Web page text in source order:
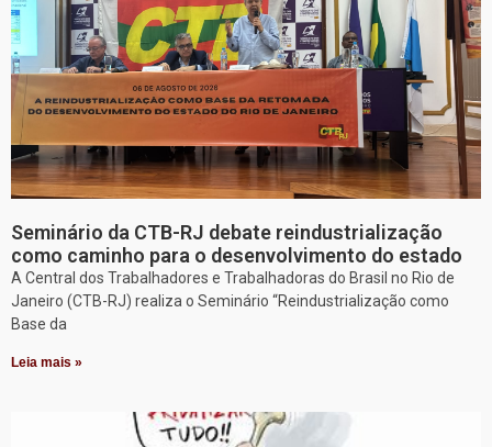
Seminário da CTB-RJ debate reindustrialização
como caminho para o desenvolvimento do estado
A Central dos Trabalhadores e Trabalhadoras do Brasil no Rio de
Janeiro (CTB-RJ) realiza o Seminário “Reindustrialização como
Base da
Leia mais »